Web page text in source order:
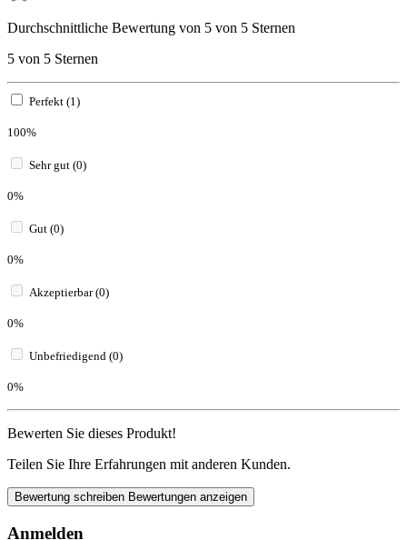
Durchschnittliche Bewertung von 5 von 5 Sternen
5 von 5 Sternen
Perfekt (1)
100%
Sehr gut (0)
0%
Gut (0)
0%
Akzeptierbar (0)
0%
Unbefriedigend (0)
0%
Bewerten Sie dieses Produkt!
Teilen Sie Ihre Erfahrungen mit anderen Kunden.
Bewertung schreiben Bewertungen anzeigen
Anmelden